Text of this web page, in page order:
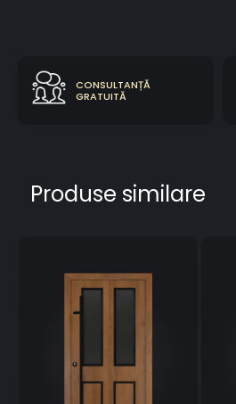
CONSULTANȚĂ
GRATUITĂ
Produse similare